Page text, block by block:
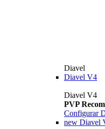
Diavel
Diavel V4
Diavel V4
PVP
Configurar
new Diavel